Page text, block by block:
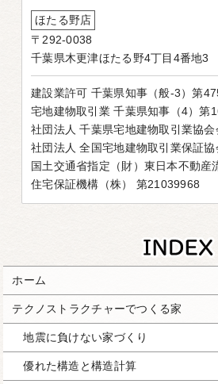
ほたる野店
〒292-0038
千葉県木更津ほたる野4丁目4番地3
建設業許可 千葉県知事（般-3）第
宅地建物取引業 千葉県知事（4）第
社団法人 千葉県宅地建物取引業協会
社団法人 全国宅地建物取引業保証協
国土交通省指定（財）東日本不動産
住宅保証機構（株） 第21039968
ホーム
テクノストラクチャーでつくる家
地震に負けない家づくり
優れた構造と構造計算